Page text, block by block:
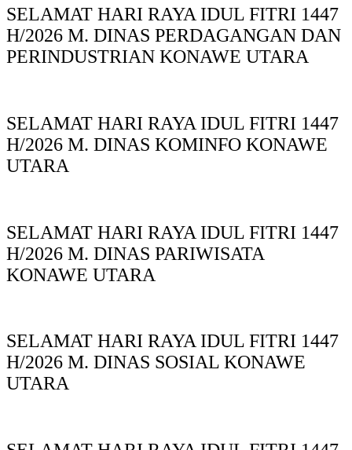
SELAMAT HARI RAYA IDUL FITRI 1447
H/2026 M. DINAS PERDAGANGAN DAN
PERINDUSTRIAN KONAWE UTARA
SELAMAT HARI RAYA IDUL FITRI 1447
H/2026 M. DINAS KOMINFO KONAWE
UTARA
SELAMAT HARI RAYA IDUL FITRI 1447
H/2026 M. DINAS PARIWISATA
KONAWE UTARA
SELAMAT HARI RAYA IDUL FITRI 1447
H/2026 M. DINAS SOSIAL KONAWE
UTARA